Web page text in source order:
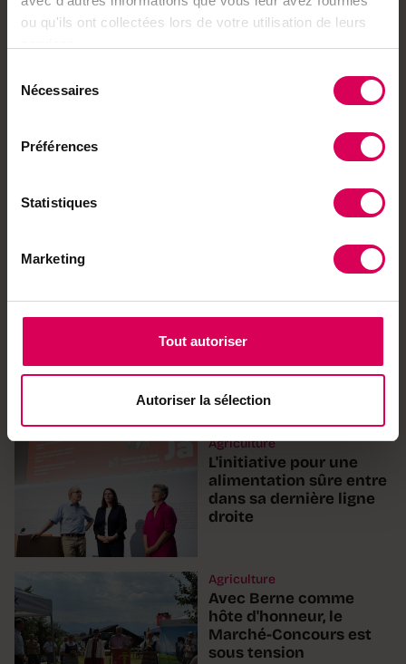
ou qu'ils ont collectées lors de votre utilisation de leurs
Nécessaires
Préférences
Statistiques
Marketing
Tout autoriser
Autoriser la sélection
À lire aussi
Balade aux portes de
nature restaurée
primé à Paris pour son
Agriculture
L'initiative pour une
alimentation sûre entre
dans sa dernière ligne
droite
Agriculture
Avec Berne comme
hôte d'honneur, le
Marché-Concours est
sous tension